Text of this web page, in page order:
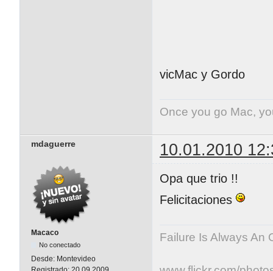
vicMac y Gordo
Once you go Mac,
mdaguerre 10.01.2010
Macaco
No conectado
Desde: Montevideo
Opa que trio !!
Felicitaciones
Failure Is Always An